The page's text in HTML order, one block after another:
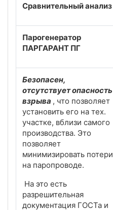
Сравнительный анализ
Парогенератор
ПАРГАРАНТ ПГ
Безопасен,
отсутствует опасность
взрыва , что позволяет
установить его на тех.
участке, вблизи самого
производства. Это
позволяет
минимизировать потери
на паропроводе.
На это есть
разрешительная
документация ГОСТа и